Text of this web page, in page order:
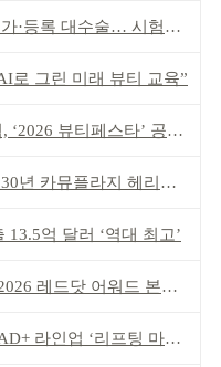
대수술… 시험자료 공용 허용
그린 미래 뷰티 교육”
뷰티페스타’ 공동 주최
카뮤플라지 헤리티지 담아
13.5억 달러 ‘역대 최고’
드닷 어워드 본상 2개 수상
인업 ‘리프팅 마스크’ 출시